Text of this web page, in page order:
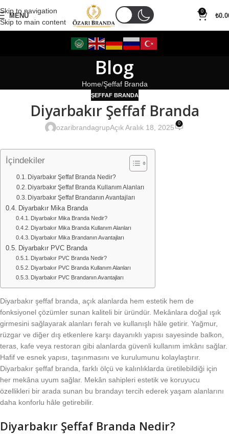
Skip to navigation
Skip to main content
MENÜ
0
₺
Blog
Home Şeffaf Branda
ŞEFFAF BRANDA
Diyarbakır Şeffaf Branda
ozaribrandagrupAçık Aralık 18, 2025 0
İçindekiler
Diyarbakır Şeffaf Branda Nedir?
Diyarbakır Şeffaf Branda Kullanım Alanları
Diyarbakır Şeffaf Brandanın Avantajları
Diyarbakır Mika Branda
Diyarbakır Mika Branda Nedir?
Diyarbakır Mika Branda Kullanım Alanları
Diyarbakır Mika Brandanın Avantajları
Diyarbakır PVC Branda
Diyarbakır PVC Branda Nedir?
Diyarbakır PVC Branda Kullanım Alanları
Diyarbakır PVC Brandanın Avantajları
Diyarbakır şeffaf branda, açık alanlarda hem estetik hem de
fonksiyonel çözümler sunan kaliteli bir üründür. Mekânlara doğal ışık
girmesini sağlayarak alanları ferah ve kullanışlı hâle getirir. Yağmur,
rüzgar ve diğer dış etkenlere karşı dayanıklı yapısı sayesinde balkon,
teras, kafe veya restoran gibi alanlarda güvenli kullanım imkânı sağlar.
Hafif ve esnek yapısı, taşınmasını ve kurulumunu kolaylaştırır.
Diyarbakır şeffaf branda, farklı ölçü ve kalınlıklarda üretilebildiği için
her mekâna uyum sağlar. Mekân sahipleri estetik ve koruyucu
özellikleri bir arada sunan bu brandayı tercih ederek yaşam alanlarını
daha konforlu hâle getirebilir.
Diyarbakır Şeffaf Branda Nedir?